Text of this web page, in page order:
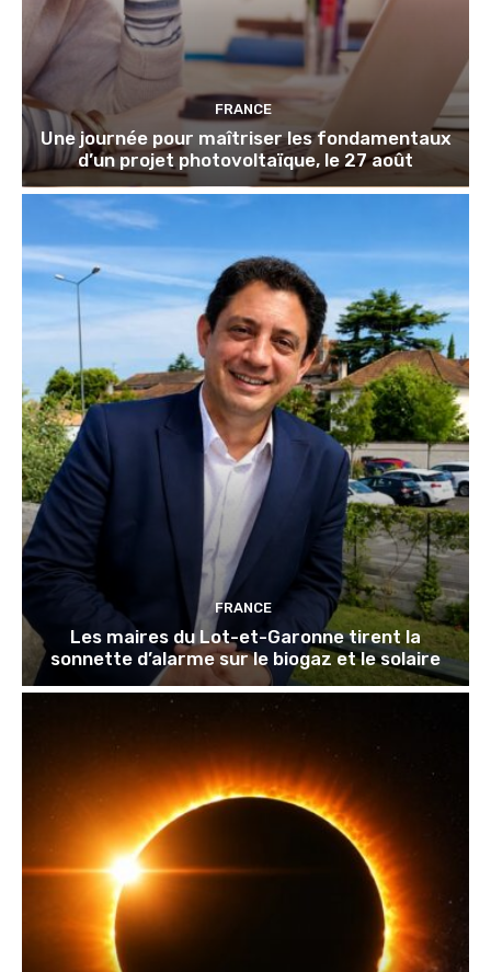
FRANCE
Une journée pour maîtriser les fondamentaux
d’un projet photovoltaïque, le 27 août
FRANCE
Les maires du Lot-et-Garonne tirent la
sonnette d’alarme sur le biogaz et le solaire